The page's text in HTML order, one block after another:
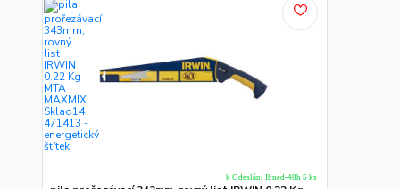
k Odeslání Ihned-48h 5 ks